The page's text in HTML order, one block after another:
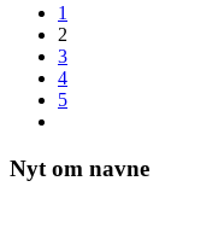
1
2
3
4
5
Nyt om navne